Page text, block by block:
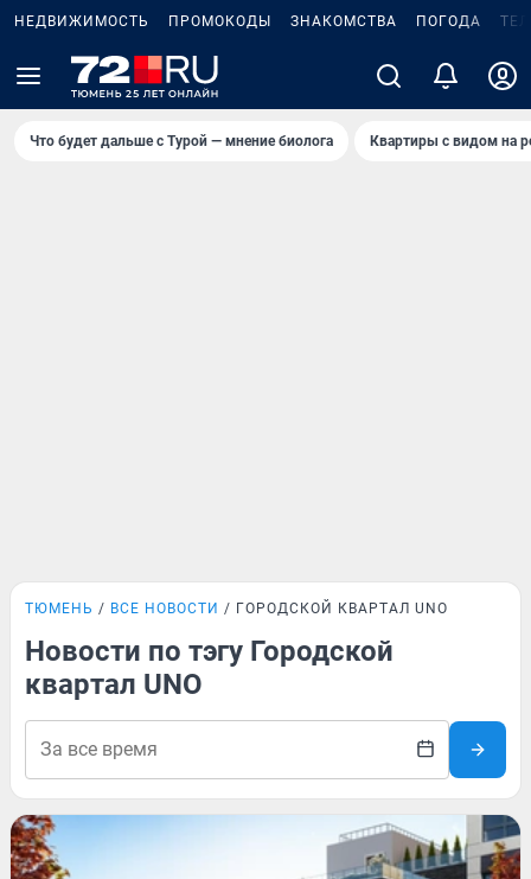
НЕДВИЖИМОСТЬ ПРОМОКОДЫ ЗНАКОМСТВА ПОГОДА
Что будет дальше с Турой — мнение биолога Квартиры с видом на
ТЮМЕНЬ ВСЕ НОВОСТИ ГОРОДСКОЙ КВАРТАЛ UNO
Новости по тэгу Городской
квартал UNO